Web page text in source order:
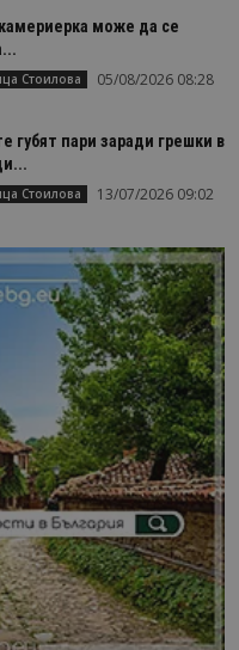
може да се
Стоилова 05/08/2026 08:28
губят пари заради грешки в
Стоилова 13/07/2026 09:02